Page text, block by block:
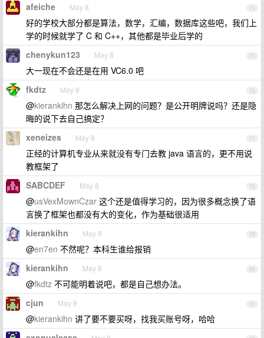
74
afeiche May 8
好的学校大部分都是算法，数学，汇编，数据库这些吧，我们上
学的时候就学了 C 和 C++，其他都是毕业后学的
75
chenykun123 May 8
大一现在不会还是在用 VC6.0 吧
76
fkdtz May 8
@kierankihn 那怎么解决上网的问题？是公开明牌说吗？还是隐
晦的说下去自己搞定？
77
xeneizes May 8
正经的计算机专业从来就没有专门去教 java 语言的，更不用说
教框架了
78
SABCDEF May 8
@usVexMownCzar 这个还是值得学习的，因为很多概念换了语
言换了框架也都没有大的变化，作为基础很适用
79
kierankihn May 8
@en7en 不然呢？本科生谁给报销
80
kierankihn May 8
@fkdtz 不可能明着说吧，都是自己想办法。
81
cjun May 8
@kierankihn 讲了要不要买呀，找我买账号呀，哈哈